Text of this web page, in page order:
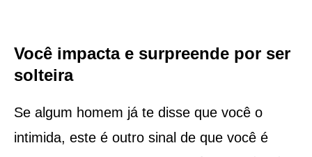
Você impacta e surpreende por ser
solteira
Se algum homem já te disse que você o
intimida, este é outro sinal de que você é